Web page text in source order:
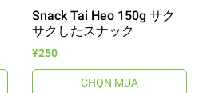
Snack Tai Heo 150g サク
サクしたスナック
¥250
CHỌN MUA